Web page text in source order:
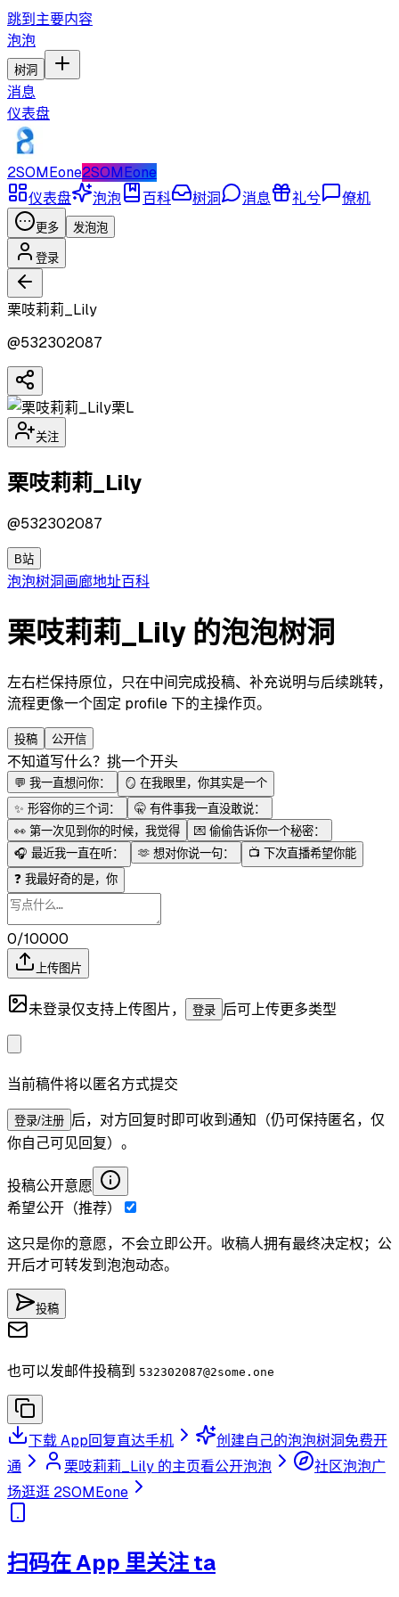
跳到主要内容
泡泡
树洞
消息
仪表盘
2SOMEone2SOMEone
仪表盘
泡泡 百科 树洞 消息 礼兮 僚机
更多 发泡泡
登录
栗吱莉莉_Lily
@532302087
栗L
关注
栗吱莉莉_Lily
@532302087
B站
泡泡树洞画廊地址百科
栗吱莉莉_Lily 的泡泡树洞
左右栏保持原位，只在中间完成投稿、补充说明与后续跳转，
流程更像一个固定 profile 下的主操作页。
投稿 公开信
不知道写什么？挑一个开头
💬 我一直想问你： 🪞 在我眼里，你其实是一个
✨ 形容你的三个词： 🤫 有件事我一直没敢说：
👀 第一次见到你的时候，我觉得 💌 偷偷告诉你一个秘密：
🎧 最近我一直在听： 🫶 想对你说一句： 📺 下次直播希望你能
❓ 我最好奇的是，你
0/10000
上传图片
未登录仅支持上传图片， 登录 后可上传更多类型
当前稿件将以匿名方式提交
登录/注册 后，对方回复时即可收到通知（仍可保持匿名，仅
你自己可见回复）。
投稿公开意愿
希望公开（推荐）
这只是你的意愿，不会立即公开。收稿人拥有最终决定权；公
开后才可转发到泡泡动态。
投稿
也可以发邮件投稿到 532302087@2some.one
下载 App回复直达手机 创建自己的泡泡树洞免费开
通
栗吱莉莉_Lily 的主页看公开泡泡
社区泡泡广
场逛逛 2SOMEone
扫码在 App 里关注 ta